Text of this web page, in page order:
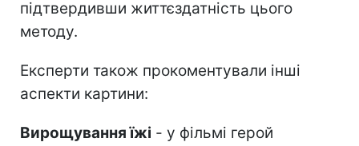
підтвердивши життєздатність цього
методу.
Експерти також прокоментували інші
аспекти картини:
Вирощування їжі - у фільмі герой